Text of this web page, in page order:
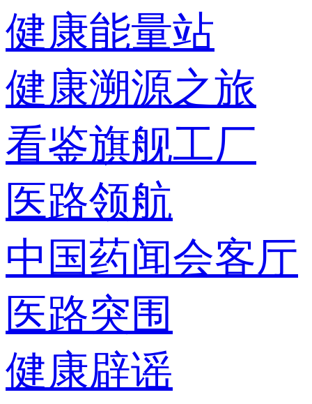
健康能量站
健康溯源之旅
看鉴旗舰工厂
医路领航
中国药闻会客厅
医路突围
健康辟谣